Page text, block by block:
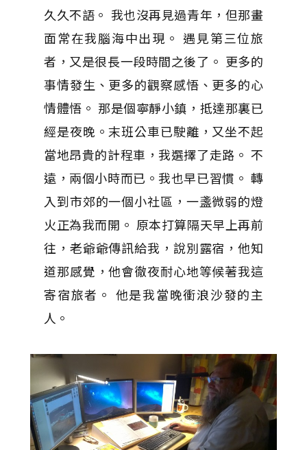
久久不語。 我也沒再見過青年，但那畫
面常在我腦海中出現。 遇見第三位旅
者，又是很長一段時間之後了。 更多的
事情發生、更多的觀察感悟、更多的心
情體悟。 那是個寧靜小鎮，抵達那裏已
經是夜晚。末班公車已駛離，又坐不起
當地昂貴的計程車，我選擇了走路。 不
遠，兩個小時而已。我也早已習慣。 轉
入到市郊的一個小社區，一盞微弱的燈
火正為我而開。 原本打算隔天早上再前
往，老爺爺傳訊給我，說別露宿，他知
道那感覺，他會徹夜耐心地等候著我這
寄宿旅者。 他是我當晚衝浪沙發的主
人。